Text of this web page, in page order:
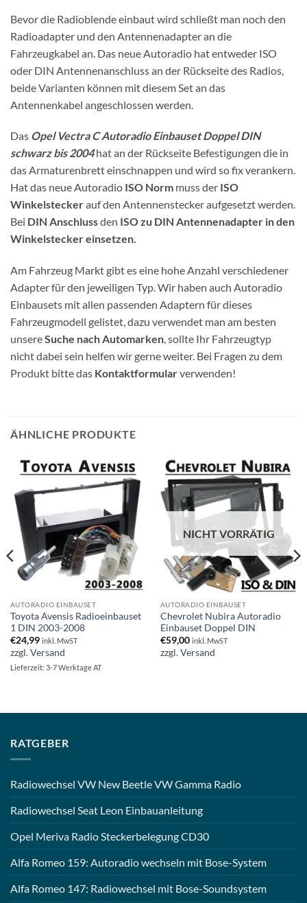
Bevor die Radioblende einbaut wird schließt man noch den
Radioadapter und den Antennenadapter an die
Fahrzeugkabel an. Das neue Autoradio hat entweder ISO
oder DIN Antennenanschluss an der Rückseite des Radios,
beide Varianten können mit diesem Set an das
Antennenkabel angeschlossen werden.
Das Opel Vectra C Autoradio Einbauset Doppel DIN
schwarz bis 2004hat an der Rückseite Befestigungen die in
das Armaturenbrett einschnappen und wird so fix verankern.
Hat das neue Autoradio ISO Norm muss der ISO
Winkelsteckerauf den Antennenstecker aufgesetzt werden.
Bei DIN Anschlussden ISO zu DIN Antennenadapter in den
Winkelstecker einsetzen.
Am Fahrzeug Markt gibt es eine hohe Anzahl verschiedener
Adapter für den jeweiligen Typ. Wir haben auch Autoradio
Einbausets mit allen passenden Adaptern für dieses
Fahrzeugmodell gelistet, dazu verwendet man am besten
unsereSuche nach Automarken, sollte Ihr Fahrzeugtyp
nicht dabei sein helfen wir gerne weiter. Bei Fragen zu dem
Produkt bitte das Kontaktformularverwenden!
ÄHNLICHE PRODUKTE
AUTORADIO EINBAUSET
Toyota Avensis Radioeinbauset
1 DIN 2003-2008
€24,99 inkl. MwST
zzgl.Versand
Lieferzeit: 3-7 Werktage AT
NICHT VORRÄTIG
AUTORADIO EINBAUSET
Chevrolet Nubira Autoradio
Einbauset Doppel DIN
€59,00 inkl. MwST
zzgl.Versand
RATGEBER
Radiowechsel VW New Beetle VW Gamma Radio
Radiowechsel Seat Leon Einbauanleitung
Opel Meriva Radio Steckerbelegung CD30
Alfa Romeo 159: Autoradio wechseln mit Bose-System
Alfa Romeo 147: Radiowechsel mit Bose-Soundsystem